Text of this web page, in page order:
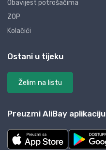
Obavijest potrošačima
ZOP
Kolačići
Ostani u tijeku
Želim na listu
Preuzmi AliBay aplikaciju